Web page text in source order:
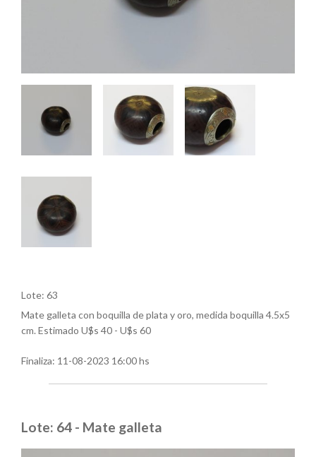
Lote: 63
Mate galleta con boquilla de plata y oro, medida boquilla 4.5x5
cm. Estimado U$s 40 - U$s 60
Finaliza: 11-08-2023 16:00 hs
Lote: 64 - Mate galleta